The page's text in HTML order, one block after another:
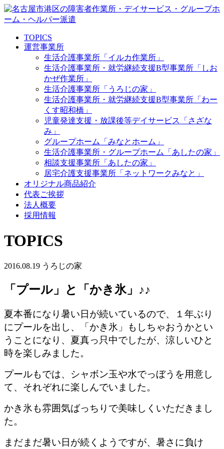
TOPICS
運営事業所
生活介護事業所「イルカ作業所」
生活介護事業所・就労継続支援B型事業所「しお
かぜ作業所」
生活介護事業所「うろじの家」
生活介護事業所・就労継続支援B型事業所「わー
くす昭和橋」
児童発達支援・放課後等デイサービス「さざな
み」
グループホーム「みなとホーム」
生活介護事業所・グループホーム「あしたの家」
相談支援事業所「あしたの家」
居宅介護支援事業所「ネットワークみなと」
オリジナル商品紹介
代表ご挨拶
法人概要
採用情報
TOPICS
2016.08.19 うろじの家
「プール」と「かき氷」♪♪
夏本番になり暑い日が続いているので、１年ぶり
にプールを出し、「かき氷」もしちゃおうかとい
うことになり、夏真っ只中でしたが、涼しいひと
時を楽しみました。
プールもでは、シャボン玉や水でっぼうを用意し
て、それぞれに楽しんでいました。
かき氷も雰囲気ばっちりで美味しくいただきまし
た。
まだまだ暑い日が続くようですが、暑さに負け